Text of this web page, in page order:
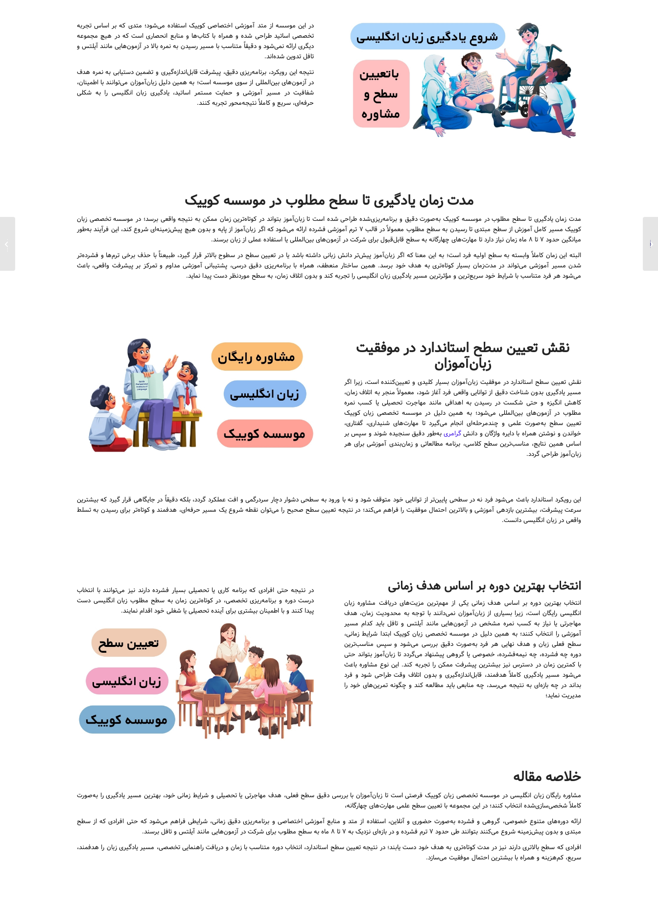
در این موسسه از متد آموزشی اختصاصی کوییک استفاده می‌شود؛ متدی که بر اساس تجربه
تخصصی اساتید طراحی شده و همراه با کتاب‌ها و منابع انحصاری است که در هیچ مجموعه
دیگری ارائه نمی‌شود و دقیقاً متناسب با مسیر رسیدن به نمره بالا در آزمون‌هایی مانند آیلتس و
تافل تدوین شده‌اند.
نتیجه این رویکرد، برنامه‌ریزی دقیق، پیشرفت قابل‌اندازه‌گیری و تضمین دستیابی به نمره هدف
در آزمون‌های بین‌المللی از سوی موسسه است؛ به همین دلیل زبان‌آموزان می‌توانند با اطمینان،
شفافیت در مسیر آموزشی و حمایت مستمر اساتید، یادگیری زبان انگلیسی را به شکلی
حرفه‌ای، سریع و کاملاً نتیجه‌محور تجربه کنند.
مدت زمان یادگیری تا سطح مطلوب در موسسه کوییک
مدت زمان یادگیری تا سطح مطلوب در موسسه کوییک به‌صورت دقیق و برنامه‌ریزی‌شده طراحی شده است تا زبان‌آموز بتواند در کوتاه‌ترین زمان ممکن به نتیجه واقعی برسد؛ در موسسه تخصصی زبان
کوییک مسیر کامل آموزش از سطح مبتدی تا رسیدن به سطح مطلوب معمولاً در قالب ۷ ترم آموزشی فشرده ارائه می‌شود که اگر زبان‌آموز از پایه و بدون هیچ پیش‌زمینه‌ای شروع کند، این فرآیند به‌طور
میانگین حدود ۷ تا ۸ ماه زمان نیاز دارد تا مهارت‌های چهارگانه به سطح قابل‌قبول برای شرکت در آزمون‌های بین‌المللی یا استفاده عملی از زبان برسند.
البته این زمان کاملاً وابسته به سطح اولیه فرد است؛ به این معنا که اگر زبان‌آموز پیش‌تر دانش زبانی داشته باشد یا در تعیین سطح در سطوح بالاتر قرار گیرد، طبیعتاً با حذف برخی ترم‌ها و فشرده‌تر
شدن مسیر آموزشی می‌تواند در مدت‌زمان بسیار کوتاه‌تری به هدف خود برسد. همین ساختار منعطف، همراه با برنامه‌ریزی دقیق درسی، پشتیبانی آموزشی مداوم و تمرکز بر پیشرفت واقعی، باعث
می‌شود هر فرد متناسب با شرایط خود سریع‌ترین و مؤثرترین مسیر یادگیری زبان انگلیسی را تجربه کند و بدون اتلاف زمان، به سطح موردنظر دست پیدا نماید.
نقش تعیین سطح استاندارد در موفقیت
زبان‌آموزان
نقش تعیین سطح استاندارد در موفقیت زبان‌آموزان بسیار کلیدی و تعیین‌کننده است، زیرا اگر
مسیر یادگیری بدون شناخت دقیق از توانایی واقعی فرد آغاز شود، معمولاً منجر به اتلاف زمان،
کاهش انگیزه و حتی شکست در رسیدن به اهدافی مانند مهاجرت تحصیلی یا کسب نمره
مطلوب در آزمون‌های بین‌المللی می‌شود؛ به همین دلیل در موسسه تخصصی زبان کوییک
تعیین سطح به‌صورت علمی و چندمرحله‌ای انجام می‌گیرد تا مهارت‌های شنیداری، گفتاری،
خواندن و نوشتن همراه با دایره واژگان و دانشگرامریبه‌طور دقیق سنجیده شوند و سپس بر
اساس همین نتایج، مناسب‌ترین سطح کلاسی، برنامه مطالعاتی و زمان‌بندی آموزشی برای هر
زبان‌آموز طراحی گردد.
این رویکرد استاندارد باعث می‌شود فرد نه در سطحی پایین‌تر از توانایی خود متوقف شود و نه با ورود به سطحی دشوار دچار سردرگمی و افت عملکرد گردد، بلکه دقیقاً در جایگاهی قرار گیرد که بیشترین
سرعت پیشرفت، بیشترین بازدهی آموزشی و بالاترین احتمال موفقیت را فراهم می‌کند؛ در نتیجه تعیین سطح صحیح را می‌توان نقطه شروع یک مسیر حرفه‌ای، هدفمند و کوتاه‌تر برای رسیدن به تسلط
واقعی در زبان انگلیسی دانست.
انتخاب بهترین دوره بر اساس هدف زمانی
انتخاب بهترین دوره بر اساس هدف زمانی یکی از مهم‌ترین مزیت‌های دریافت مشاوره زبان
انگلیسی رایگان است، زیرا بسیاری از زبان‌آموزان نمی‌دانند با توجه به محدودیت زمان، هدف
مهاجرتی یا نیاز به کسب نمره مشخص در آزمون‌هایی مانند آیلتس و تافل باید کدام مسیر
آموزشی را انتخاب کنند؛ به همین دلیل در موسسه تخصصی زبان کوییک ابتدا شرایط زمانی،
سطح فعلی زبان و هدف نهایی هر فرد به‌صورت دقیق بررسی می‌شود و سپس مناسب‌ترین
دوره چه فشرده، چه نیمه‌فشرده، خصوصی یا گروهی پیشنهاد می‌گردد تا زبان‌آموز بتواند حتی
با کمترین زمان در دسترس نیز بیشترین پیشرفت ممکن را تجربه کند. این نوع مشاوره باعث
می‌شود مسیر یادگیری کاملاً هدفمند، قابل‌اندازه‌گیری و بدون اتلاف وقت طراحی شود و فرد
بداند در چه بازه‌ای به نتیجه می‌رسد، چه منابعی باید مطالعه کند و چگونه تمرین‌های خود را
مدیریت نماید؛
در نتیجه حتی افرادی که برنامه کاری یا تحصیلی بسیار فشرده دارند نیز می‌توانند با انتخاب
درست دوره و برنامه‌ریزی تخصصی، در کوتاه‌ترین زمان به سطح مطلوب زبان انگلیسی دست
پیدا کنند و با اطمینان بیشتری برای آینده تحصیلی یا شغلی خود اقدام نمایند.
خلاصه مقاله
مشاوره رایگان زبان انگلیسی در موسسه تخصصی زبان کوییک فرصتی است تا زبان‌آموزان با بررسی دقیق سطح فعلی، هدف مهاجرتی یا تحصیلی و شرایط زمانی خود، بهترین مسیر یادگیری را به‌صورت
کاملاً شخصی‌سازی‌شده انتخاب کنند؛ در این مجموعه با تعیین سطح علمی مهارت‌های چهارگانه،
ارائه دوره‌های متنوع خصوصی، گروهی و فشرده به‌صورت حضوری و آنلاین، استفاده از متد و منابع آموزشی اختصاصی و برنامه‌ریزی دقیق زمانی، شرایطی فراهم می‌شود که حتی افرادی که از سطح
مبتدی و بدون پیش‌زمینه شروع می‌کنند بتوانند طی حدود ۷ ترم فشرده و در بازه‌ای نزدیک به ۷ تا ۸ ماه به سطح مطلوب برای شرکت در آزمون‌هایی مانند آیلتس و تافل برسند.
افرادی که سطح بالاتری دارند نیز در مدت کوتاه‌تری به هدف خود دست یابند؛ در نتیجه تعیین سطح استاندارد، انتخاب دوره متناسب با زمان و دریافت راهنمایی تخصصی، مسیر یادگیری زبان را هدفمند،
سریع، کم‌هزینه و همراه با بیشترین احتمال موفقیت می‌سازد.
تفاوت‌های دوره‌های
موسسه کوییک با سایر
موسسات...